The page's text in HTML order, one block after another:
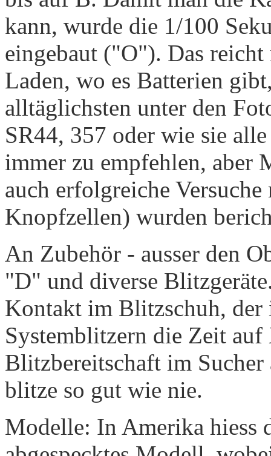
kann, wurde die 1/100
eingebaut ("O"). Das reicht
Laden, wo es Batterien
alltäglichsten unter den
SR44, 357 oder wie sie
immer zu empfehlen, aber
auch erfolgreiche
Knopfzellen) wurden
An Zubehör - ausser den
"D" und diverse
Kontakt im Blitzschuh,
Systemblitzern die Zeit
Blitzbereitschaft im
blitze so gut wie nie.
Modelle: In Amerika